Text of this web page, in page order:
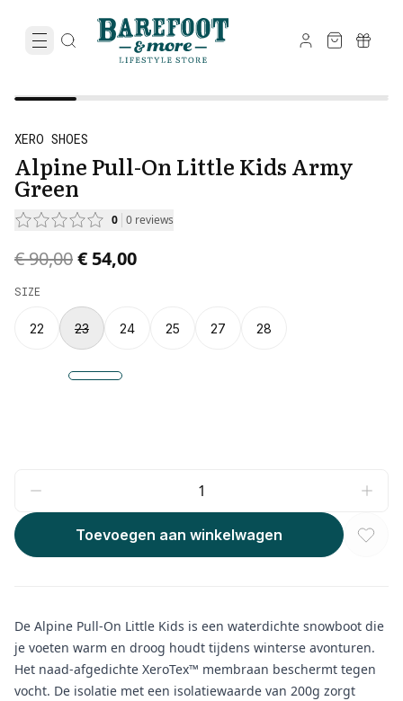
XERO SHOES
Alpine Pull-On Little Kids Army
Green
0 0 reviews
Original price was € 90,00.
€ 90,00Current price is € 54,00.
€ 54,00
SIZE
22 23 24 25 27 28
Toevoegen aan winkelwagen
De Alpine Pull-On Little Kids is een waterdichte snowboot die
je voeten warm en droog houdt tijdens winterse avonturen.
Het naad-afgedichte XeroTex™ membraan beschermt tegen
vocht. De isolatie met een isolatiewaarde van 200g zorgt